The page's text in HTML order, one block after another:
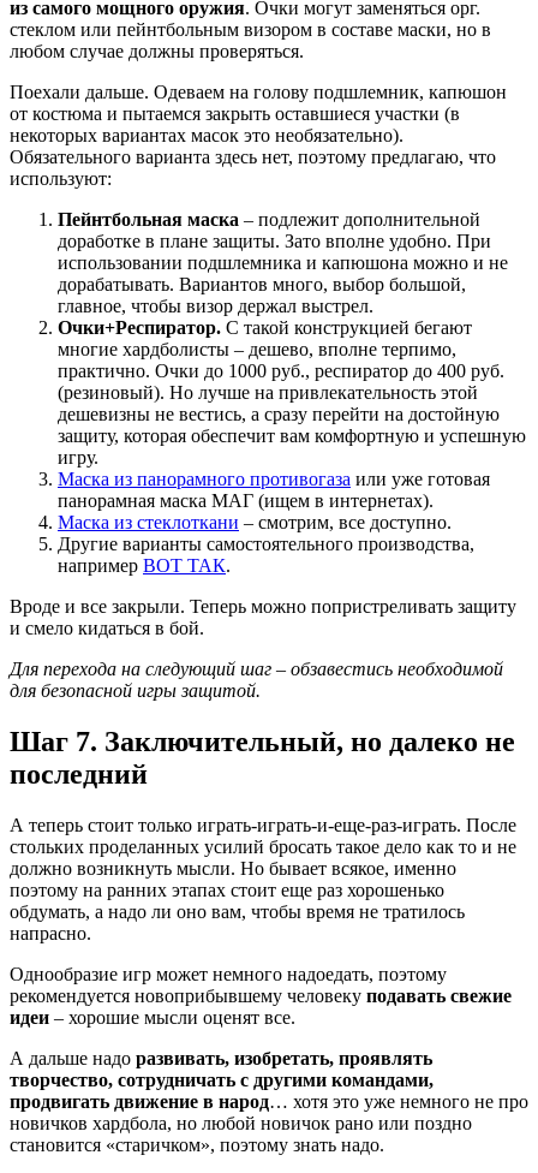
из самого мощного оружия. Очки могут заменяться орг.
стеклом или пейнтбольным визором в составе маски, но в
любом случае должны проверяться.
Поехали дальше. Одеваем на голову подшлемник, капюшон
от костюма и пытаемся закрыть оставшиеся участки (в
некоторых вариантах масок это необязательно).
Обязательного варианта здесь нет, поэтому предлагаю, что
используют:
Пейнтбольная маска – подлежит дополнительной
доработке в плане защиты. Зато вполне удобно. При
использовании подшлемника и капюшона можно и не
дорабатывать. Вариантов много, выбор большой,
главное, чтобы визор держал выстрел.
Очки+Респиратор. С такой конструкцией бегают
многие хардболисты – дешево, вполне терпимо,
практично. Очки до 1000 руб., респиратор до 400 руб.
(резиновый). Но лучше на привлекательность этой
дешевизны не вестись, а сразу перейти на достойную
защиту, которая обеспечит вам комфортную и успешную
игру.
Маска из панорамного противогаза или уже готовая
панорамная маска МАГ (ищем в интернетах).
Маска из стеклоткани – смотрим, все доступно.
Другие варианты самостоятельного производства,
например ВОТ ТАК.
Вроде и все закрыли. Теперь можно попристреливать защиту
и смело кидаться в бой.
Для перехода на следующий шаг – обзавестись необходимой
для безопасной игры защитой.
Шаг 7. Заключительный, но далеко не
последний
А теперь стоит только играть-играть-и-еще-раз-играть. После
стольких проделанных усилий бросать такое дело как то и не
должно возникнуть мысли. Но бывает всякое, именно
поэтому на ранних этапах стоит еще раз хорошенько
обдумать, а надо ли оно вам, чтобы время не тратилось
напрасно.
Однообразие игр может немного надоедать, поэтому
рекомендуется новоприбывшему человеку подавать свежие
идеи – хорошие мысли оценят все.
А дальше надо развивать, изобретать, проявлять
творчество, сотрудничать с другими командами,
продвигать движение в народ… хотя это уже немного не про
новичков хардбола, но любой новичок рано или поздно
становится «старичком», поэтому знать надо.